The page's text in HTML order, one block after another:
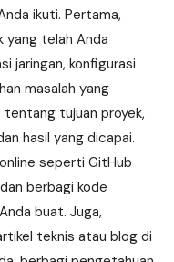
ikuti. Pertama,
yang telah Anda
jaringan, konfigurasi
masalah yang
tujuan proyek,
hasil yang dicapai.
seperti GitHub
berbagi kode
buat. Juga,
teknis atau blog di